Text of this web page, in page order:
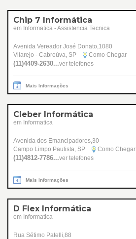
Chip 7 Informática
em Informatica - Assistencia Tecnica
Avenida Vereador José Donato,1080
Vilarejo - Cabreúva, SP
Como Chegar
(11)4409-2630...ver telefones
Mais Informações
Cleber Informática
em Informatica
Avenida dos Emancipadores,30
Campo Limpo Paulista, SP
Como Chegar
(11)4812-7786...ver telefones
Mais Informações
D Flex Informática
em Informatica
Rua Sétimo Patelli,88